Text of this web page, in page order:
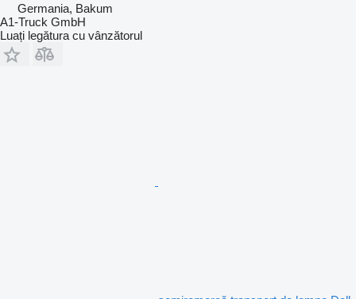
Germania, Bakum
A1-Truck GmbH
Luați legătura cu vânzătorul